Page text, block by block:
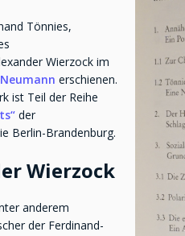
Tönnies,
Wierzock im
erschienen.
ist Teil der Reihe
der
Berlin-Brandenburg.
Wierzock
anderem
der Ferdinand-